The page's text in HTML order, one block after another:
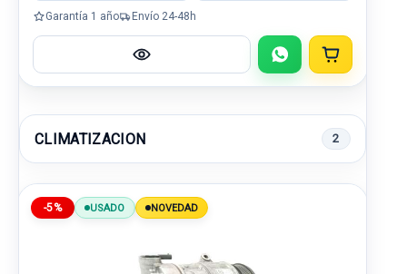
Garantía 1 año Envío 24-48h
CLIMATIZACION 2
-5% USADO NOVEDAD